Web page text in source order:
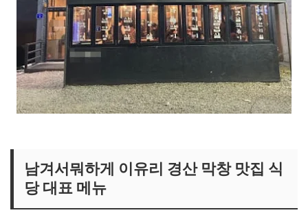
남겨서뭐하게 이유리 경산 막창 맛집 식
당 대표 메뉴